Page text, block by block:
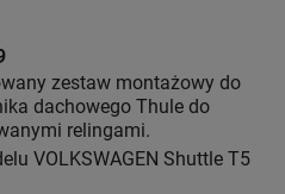
zestaw montażowy do
dachowego Thule do
relingami.
VOLKSWAGEN Shuttle T5